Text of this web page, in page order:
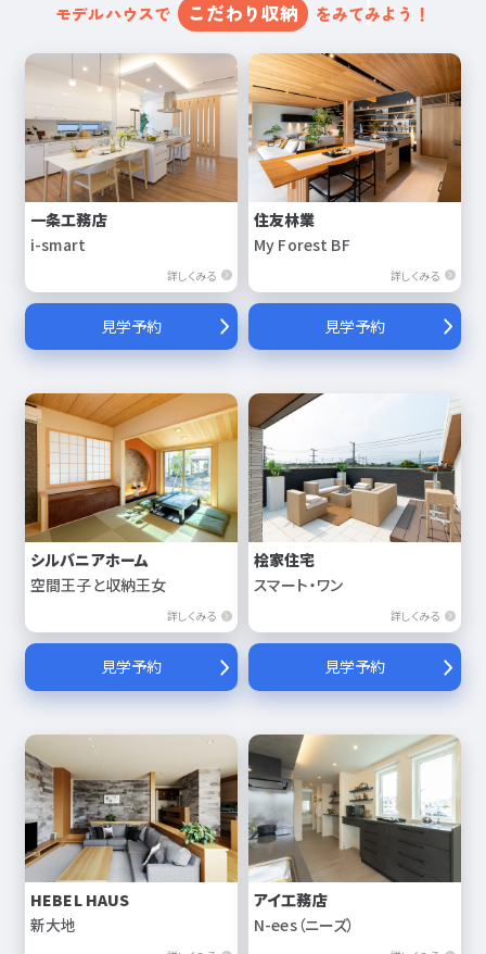
モデルハウスで こだわり収納 をみてみよう！
一条工務店
i-smart
詳しくみる
見学予約
住友林業
My Forest BF
詳しくみる
見学予約
シルバニアホーム
空間王子と収納王女
詳しくみる
見学予約
桧家住宅
スマート・ワン
詳しくみる
見学予約
HEBEL HAUS
新大地
アイ工務店
N-ees（ニーズ）